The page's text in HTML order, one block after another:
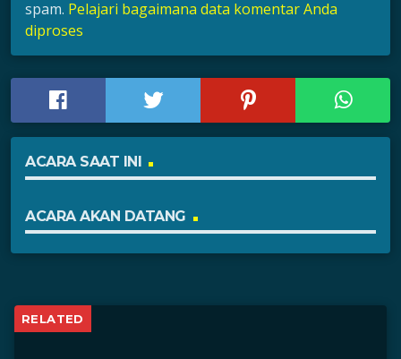
spam. Pelajari bagaimana data komentar Anda
diproses
ACARA SAAT INI
ACARA AKAN DATANG
RELATED